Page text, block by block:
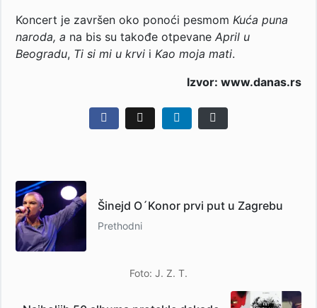
Koncert je završen oko ponoći pesmom Kuća puna
naroda, a na bis su takođe otpevane April u
Beogradu, Ti si mi u krvi i Kao moja mati.
Izvor: www.danas.rs
Šinejd O´Konor prvi put u Zagrebu
Prethodni
Foto: J. Z. T.